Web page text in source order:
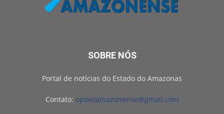
SOBRE NÓS
Portal de notícias do Estado do Amazonas
Contato: opovoamazonense@gmail.com